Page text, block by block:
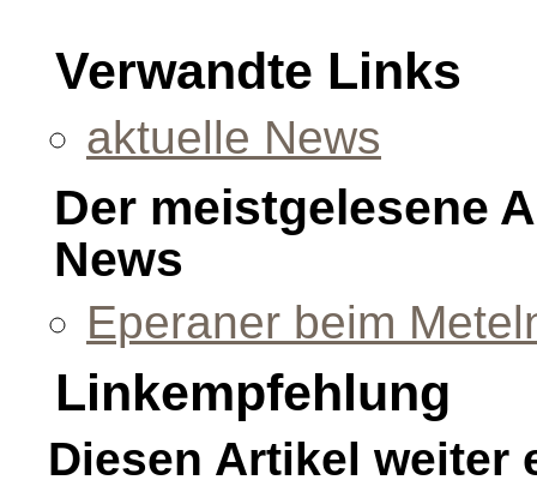
Verwandte Links
aktuelle News
Der meistgelesene
News
Eperaner beim
Linkempfehlung
Diesen Artikel weiter